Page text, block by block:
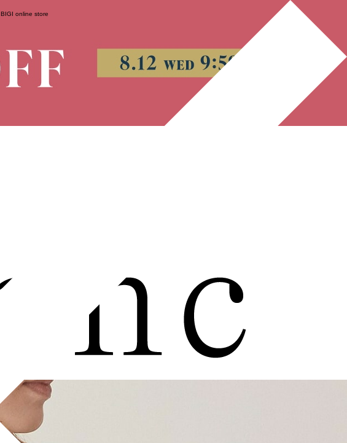
BIGI online store